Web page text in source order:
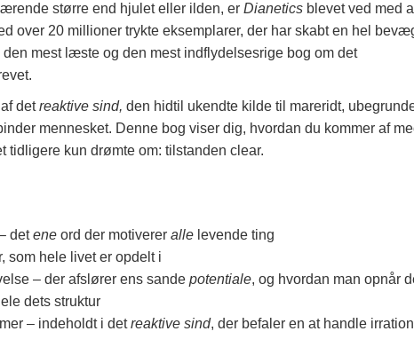
større end hjulet eller ilden, er Dianetics blevet ved med
over 20 millioner trykte eksemplarer, der har skabt en hel
mest læste og den mest indflydelsesrige bog om det
detreaktive sind, den hidtil ukendte kilde til mareridt,
mennesket. Denne bog viser dig, hvordan du kommer af
tidligere kun drømte om: tilstanden clear.
detene ord der motiverer alle levende ting
som hele livet er opdelt i
– der afslører ens sande potentiale, og hvordan man opnår
dets struktur
– indeholdt i detreaktive sind, der befaler en at handle